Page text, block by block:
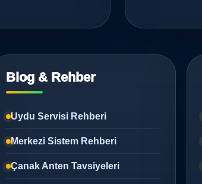
Blog & Rehber
Uydu Servisi Rehberi
Merkezi Sistem Rehberi
Çanak Anten Tavsiyeleri